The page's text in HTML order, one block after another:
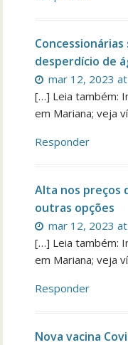
desperdício de
mar 12, 2023
[…] Leia também:
em Mariana; veja
Responder
Alta nos preços
outras opções
mar 12, 2023
[…] Leia também:
em Mariana; veja
Responder
Nova vacina